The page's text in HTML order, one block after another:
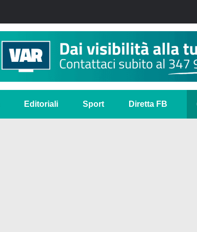
Editoriali Sport Diretta FB